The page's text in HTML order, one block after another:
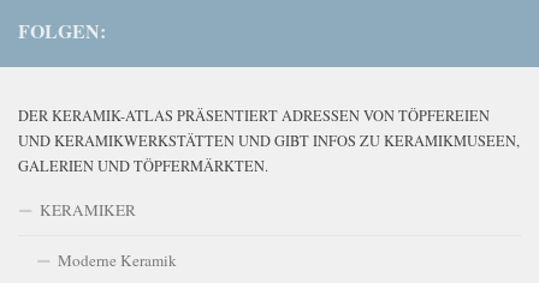
FOLGEN:
DER KERAMIK-ATLAS PRÄSENTIERT ADRESSEN VON TÖPFEREIEN
UND KERAMIKWERKSTÄTTEN UND GIBT INFOS ZU KERAMIKMUSEEN,
GALERIEN UND TÖPFERMÄRKTEN.
KERAMIKER
Moderne Keramik